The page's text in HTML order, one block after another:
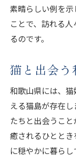
素晴らしい例を
ことで、訪れる
るのです。
猫と出会う
和歌山県には、
える猫島が存在
たちと出会うこ
癒されるひとと
に穏やかに暮ら